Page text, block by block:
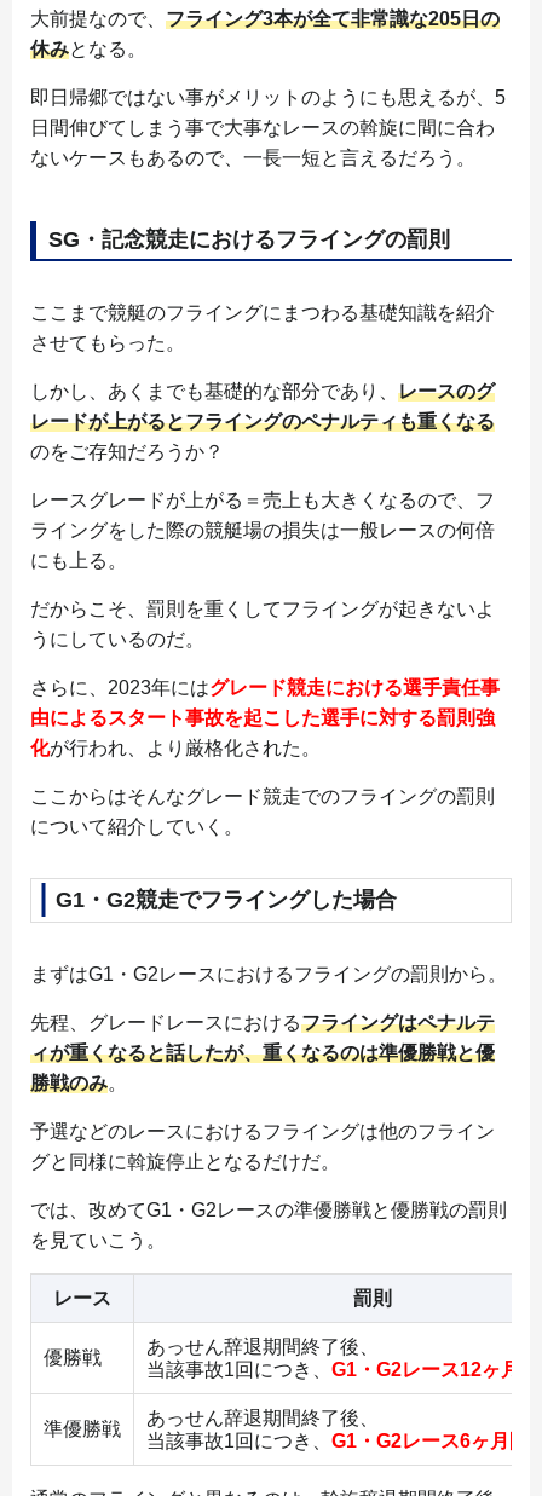
大前提なので、 フライング3本が全て非常識な205日の
休みとなる。
即日帰郷ではない事がメリットのようにも思えるが、5
日間伸びてしまう事で大事なレースの斡旋に間に合わ
ないケースもあるので、一長一短と言えるだろう。
SG・記念競走におけるフライングの罰則
ここまで競艇のフライングにまつわる基礎知識を紹介
させてもらった。
しかし、あくまでも基礎的な部分であり、 レースのグ
レードが上がるとフライングのペナルティも重くなる
のをご存知だろうか？
レースグレードが上がる＝売上も大きくなるので、フ
ライングをした際の競艇場の損失は一般レースの何倍
にも上る。
だからこそ、罰則を重くしてフライングが起きないよ
うにしているのだ。
さらに、2023年にはグレード競走における選手責任事
由によるスタート事故を起こした選手に対する罰則強
化が行われ、より厳格化された。
ここからはそんなグレード競走でのフライングの罰則
について紹介していく。
G1・G2競走でフライングした場合
まずはG1・G2レースにおけるフライングの罰則から。
先程、グレードレースにおけるフライングはペナルテ
ィが重くなると話したが、重くなるのは準優勝戦と優
勝戦のみ。
予選などのレースにおけるフライングは他のフライン
グと同様に斡旋停止となるだけだ。
では、改めてG1・G2レースの準優勝戦と優勝戦の罰則
を見ていこう。
レース 罰則
優勝戦
あっせん辞退期間終了後、
当該事故1回につき、 G1・G2レース12ヶ月
準優勝戦
あっせん辞退期間終了後、
当該事故1回につき、 G1・G2レース6ヶ月間